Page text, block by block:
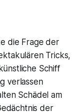
die Frage der
Tricks,
Schiff
verlassen
Schädel am
der